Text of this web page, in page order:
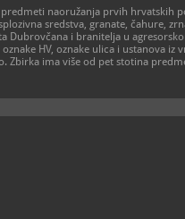
predmeti naoružanja prvih
sredstva, granate, čahure,
Dubrovčana i branitelja u
HV, oznake ulica i ustanova iz
Zbirka ima više od pet stotina